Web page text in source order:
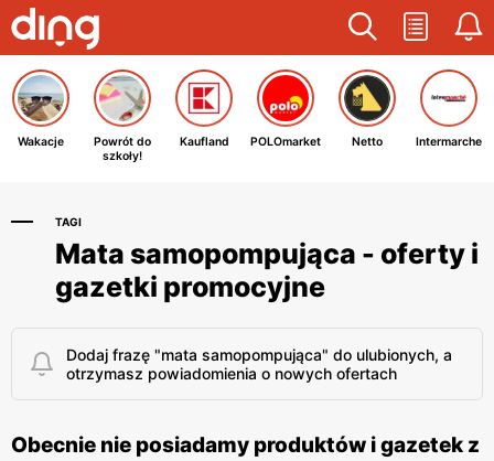
Wakacje
Powrót do
szkoły!
Kaufland POLOmarket Netto Intermarche
TAGI
Mata samopompująca - oferty i
gazetki promocyjne
Dodaj frazę "mata samopompująca" do ulubionych, a
otrzymasz powiadomienia o nowych ofertach
Obecnie nie posiadamy produktów i gazetek z